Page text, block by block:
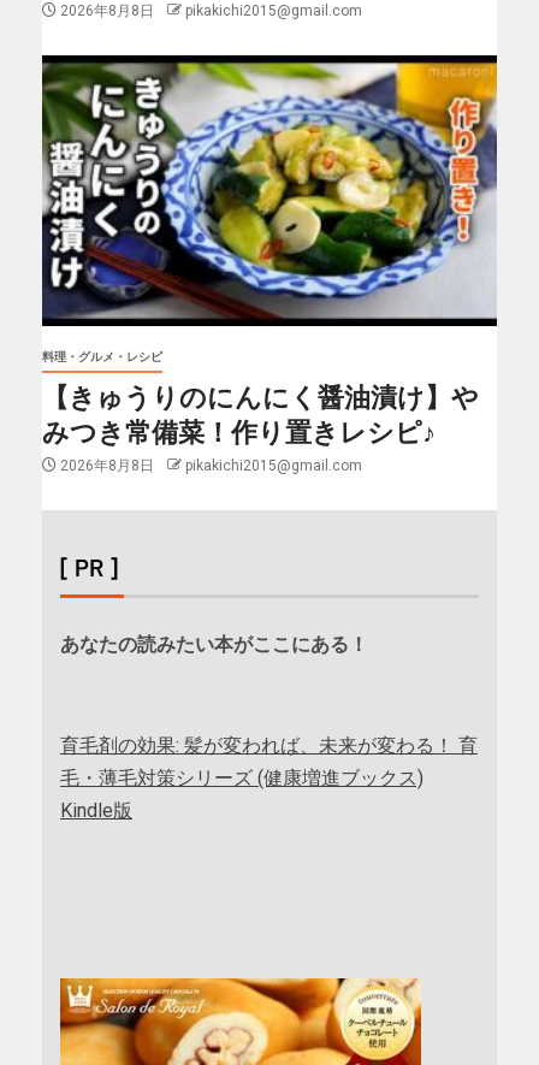
2026年8月8日 pikakichi2015@gmail.com
料理・グルメ・レシピ
【きゅうりのにんにく醤油漬け】や
みつき常備菜！作り置きレシピ♪
2026年8月8日 pikakichi2015@gmail.com
[ PR ]
あなたの読みたい本がここにある！
育毛剤の効果: 髪が変われば、未来が変わる！ 育
毛・薄毛対策シリーズ (健康増進ブックス)
Kindle版